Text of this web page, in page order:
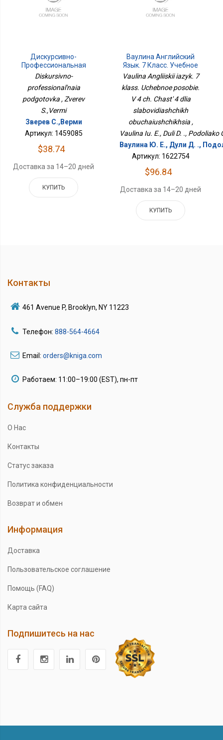
Дискурсивно-
Профессиональная
Подготовка
Diskursivno-
professional'naia
podgotovka , Zverev
S.,Vermi
Зверев С.,Верми
Артикул: 1459085
$38.74
Доставка за 14–20 дней
КУПИТЬ
Ваулина Английский
Язык. 7 Класс. Учебное
Пособие. В 4 Ч. Часть 4
Для Слабовидящих
Обучающихся
Vaulina Angliiskii iazyk. 7
klass. Uchebnoe posobie.
V 4 ch. Chast' 4 dlia
slabovidiashchikh
obuchaiushchikhsia ,
Vaulina Iu. E., Duli D. ., Podoliako
Ваулина Ю. Е., Дули Д. .,
Артикул: 1622754
$96.84
Доставка за 14–20 дней
КУПИТЬ
Контакты
461 Avenue P, Brooklyn, NY 11223
Телефон: 888-564-4664
Email: orders@kniga.com
Работаем: 11:00–19:00 (EST), пн-пт
Служба поддержки
О Нас
Контакты
Статус заказа
Политика конфиденциальности
Возврат и обмен
Информация
Доставка
Пользовательское соглашение
Помощь (FAQ)
Карта сайта
Подпишитесь на нас